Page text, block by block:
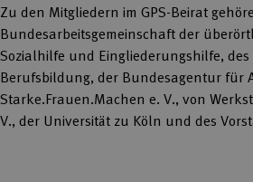
Zu den Mitgliedern im GPS-Beirat
Bundesarbeitsgemeinschaft der
Sozialhilfe und Eingliederungshilfe,
Berufsbildung, der Bundesagentur für
Starke.Frauen.Machen e. V., von
V., der Universität zu Köln und des